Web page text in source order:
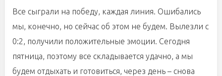
Все сыграли на победу, каждая линия. Ошибались
мы, конечно, но сейчас об этом не будем. Вылезли с
0:2, получили положительные эмоции. Сегодня
пятница, поэтому все складывается удачно, а мы
будем отдыхать и готовиться, через день – снова